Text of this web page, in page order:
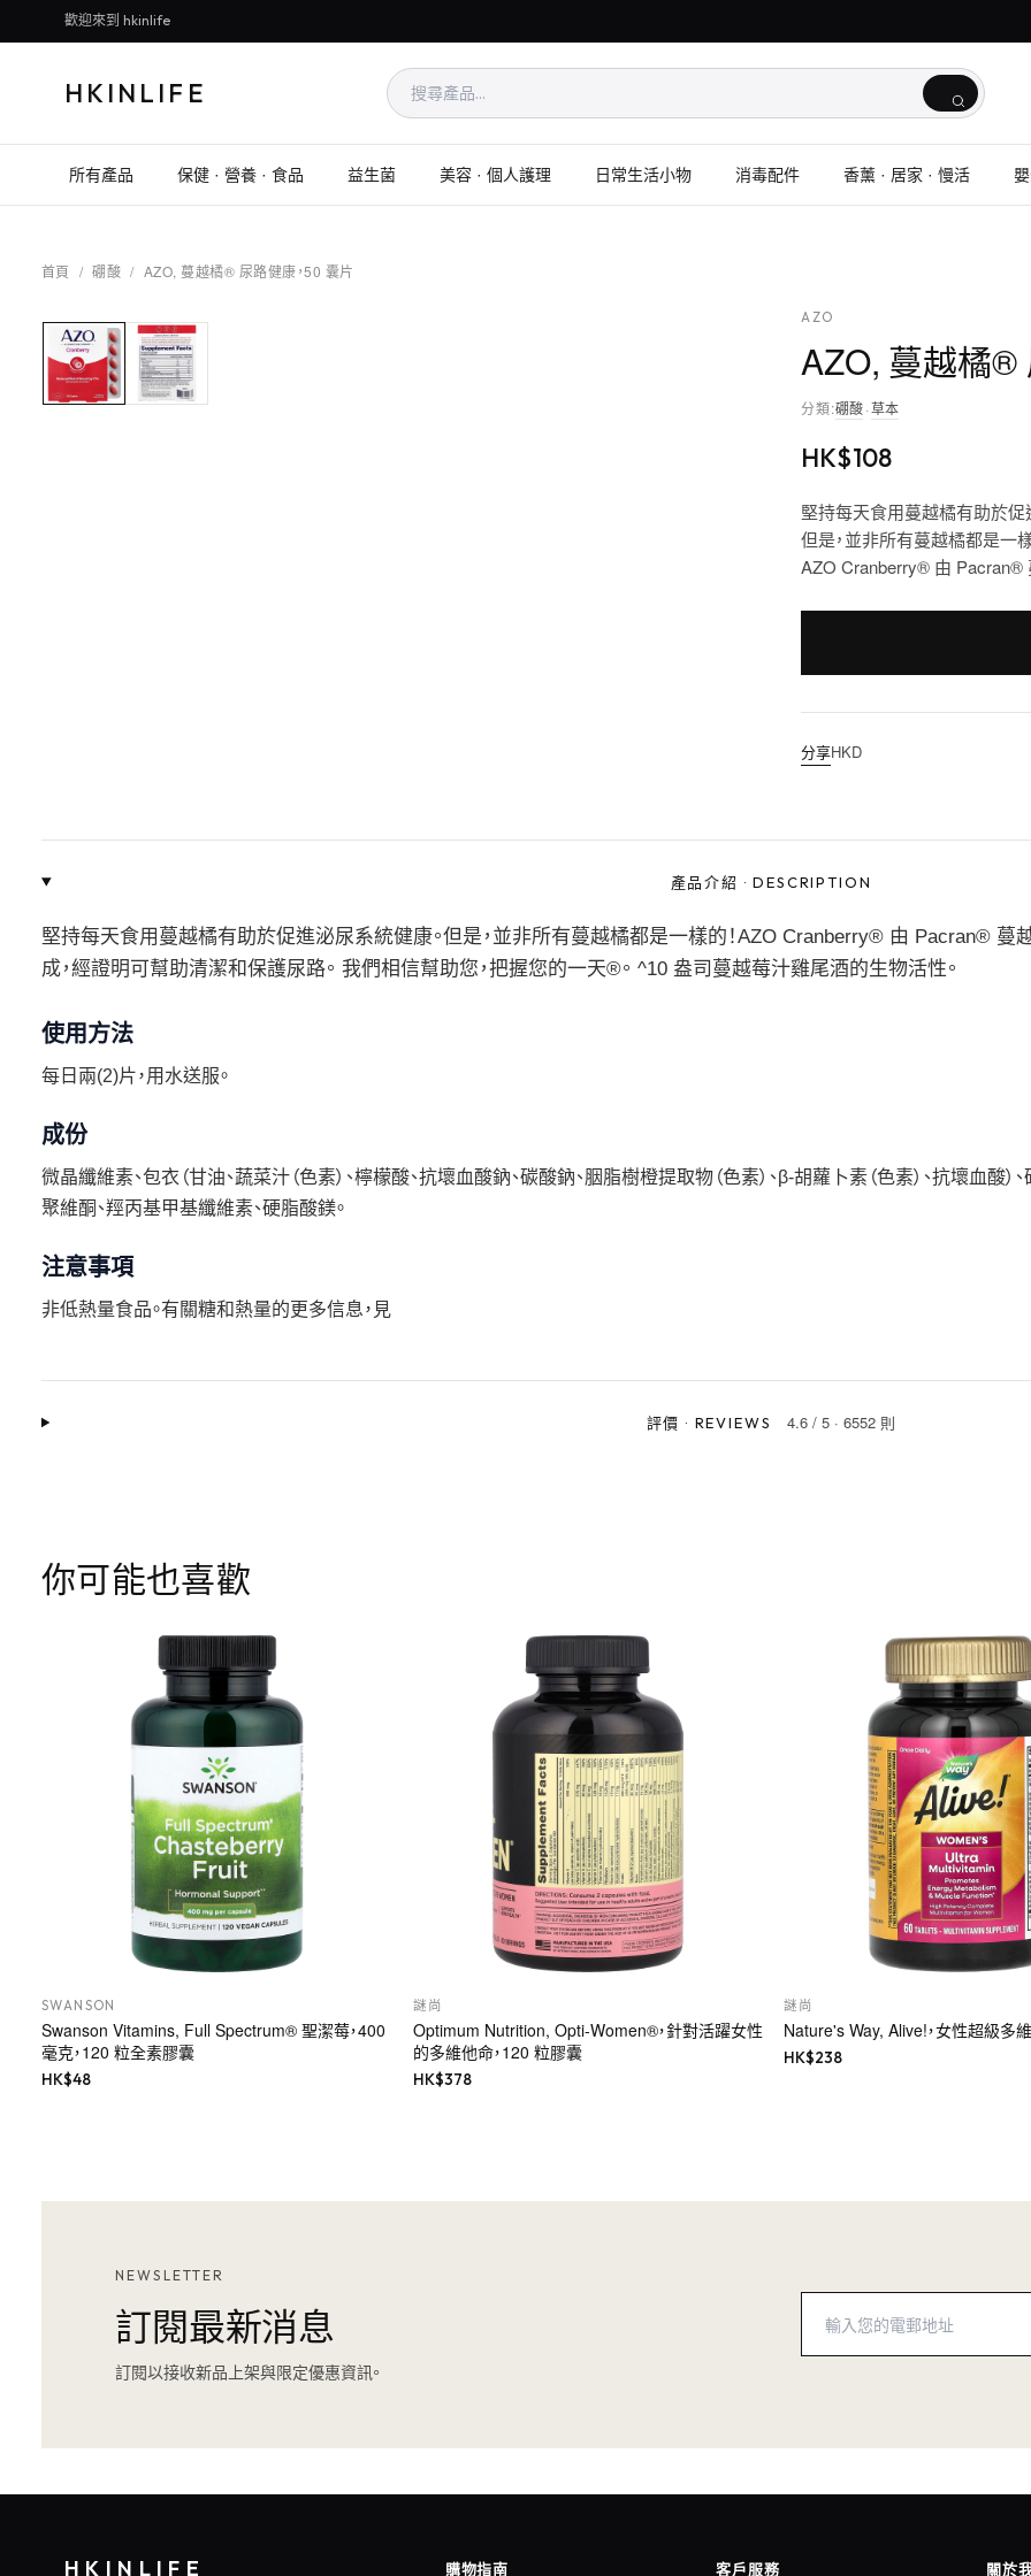
歡迎來到 hkinlife
HKINLIFE
所有產品 保健 · 營養 · 食品 益生菌 美容 · 個人護理 日常生活小物 消毒配件 香薰 · 居家 · 慢活
首頁 / 硼酸 / AZO, 蔓越橘® 尿路健康，50 囊片
AZO
AZO, 蔓越橘®
分類:硼酸·草本
HK$108
堅持每天食用蔓越橘有助於促
但是，並非所有蔓越橘都是一樣
AZO Cranberry® 由 Pacran®
分享HKD
產品介紹 ·DESCRIPTION
堅持每天食用蔓越橘有助於促進泌尿系統健康。但是，並非所有蔓越橘都是一樣的！AZO Cranberry® 由 Pacran® 蔓
成，經證明可幫助清潔和保護尿路。 我們相信幫助您，把握您的一天®。 ^10 盎司蔓越莓汁雞尾酒的生物活性。
使用方法
每日兩(2)片，用水送服。
成份
微晶纖維素、包衣（甘油、蔬菜汁（色素）、檸檬酸、抗壞血酸鈉、碳酸鈉、胭脂樹橙提取物（色素）、β-胡蘿卜素（色素）、抗壞血酸）、
聚維酮、羥丙基甲基纖維素、硬脂酸鎂。
注意事項
非低熱量食品。有關糖和熱量的更多信息，見
評價 · REVIEWS 4.6 /5 ·6552 則
你可能也喜歡
SWANSON
Swanson Vitamins, Full Spectrum® 聖潔莓，400
毫克，120 粒全素膠囊
HK$48
謎尚
Optimum Nutrition, Opti-Women®，針對活躍女性
的多維他命，120 粒膠囊
HK$378
謎尚
Nature's Way, Alive!，女性超級多
HK$238
NEWSLETTER
訂閱最新消息
訂閱以接收新品上架與限定優惠資訊。
HKINLIFE 購物指南 客戶服務 關於